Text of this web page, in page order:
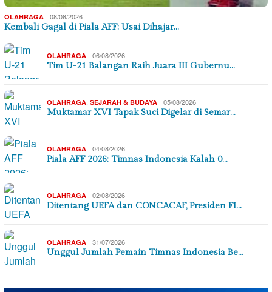
OLAHRAGA 08/08/2026
Kembali Gagal di Piala AFF: Usai Dihajar…
OLAHRAGA 06/08/2026
Tim U-21 Balangan Raih Juara III Gubernu…
OLAHRAGA SEJARAH & BUDAYA 05/08/2026
Muktamar XVI Tapak Suci Digelar di Semar…
OLAHRAGA 04/08/2026
Piala AFF 2026: Timnas Indonesia Kalah 0…
OLAHRAGA 02/08/2026
Ditentang UEFA dan CONCACAF, Presiden FI…
OLAHRAGA 31/07/2026
Unggul Jumlah Pemain Timnas Indonesia Be…